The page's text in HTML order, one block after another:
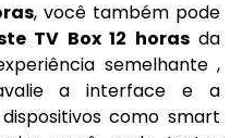
, você também pode
TV Box 12 horasda
semelhante ,
a interface e a
como smart